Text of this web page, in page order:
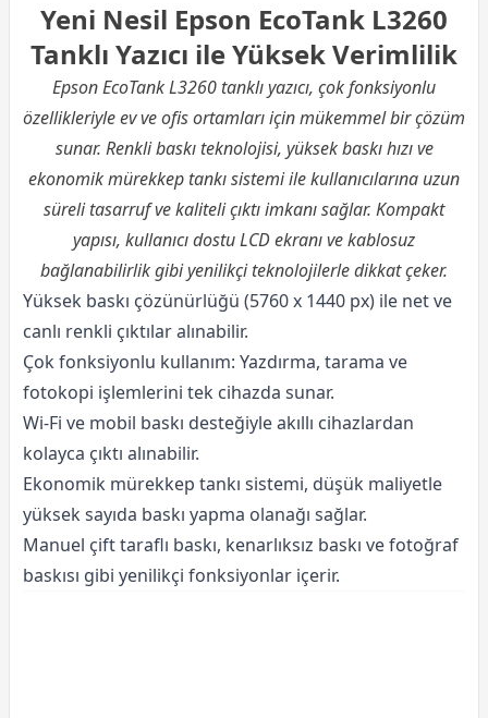
Yeni Nesil Epson EcoTank L3260
Tanklı Yazıcı ile Yüksek Verimlilik
Epson EcoTank L3260 tanklı yazıcı, çok fonksiyonlu
özellikleriyle ev ve ofis ortamları için mükemmel bir çözüm
sunar. Renkli baskı teknolojisi, yüksek baskı hızı ve
ekonomik mürekkep tankı sistemi ile kullanıcılarına uzun
süreli tasarruf ve kaliteli çıktı imkanı sağlar. Kompakt
yapısı, kullanıcı dostu LCD ekranı ve kablosuz
bağlanabilirlik gibi yenilikçi teknolojilerle dikkat çeker.
Yüksek baskı çözünürlüğü (5760 x 1440 px) ile net ve
canlı renkli çıktılar alınabilir.
Çok fonksiyonlu kullanım: Yazdırma, tarama ve
fotokopi işlemlerini tek cihazda sunar.
Wi-Fi ve mobil baskı desteğiyle akıllı cihazlardan
kolayca çıktı alınabilir.
Ekonomik mürekkep tankı sistemi, düşük maliyetle
yüksek sayıda baskı yapma olanağı sağlar.
Manuel çift taraflı baskı, kenarlıksız baskı ve fotoğraf
baskısı gibi yenilikçi fonksiyonlar içerir.